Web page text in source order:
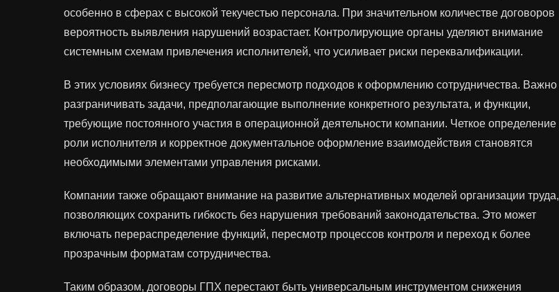
особенно в сферах с высокой текучестью персонала. При значительном количестве договоров
вероятность выявления нарушений возрастает. Контролирующие органы уделяют внимание
системным схемам привлечения исполнителей, что усиливает риски переквалификации.
В этих условиях бизнесу требуется пересмотр подходов к оформлению сотрудничества. Важно
разграничивать задачи, предполагающие выполнение конкретного результата, и функции,
требующие постоянного участия в операционной деятельности компании. Четкое определение
роли исполнителя и корректное документальное оформление взаимодействия становятся
необходимыми элементами управления рисками.
Компании также обращают внимание на развитие альтернативных моделей организации труда,
позволяющих сохранить гибкость без нарушения требований законодательства. Это может
включать перераспределение функций, пересмотр процессов контроля и переход к более
прозрачным форматам сотрудничества.
Таким образом, договоры ГПХ перестают быть универсальным инструментом снижения